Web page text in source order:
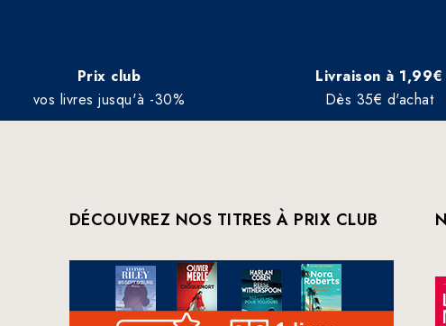
Prix club
vos livres jusqu'à -30%
Livraison à 1,99€
Dès 35€ d'achat
DÉCOUVREZ NOS TITRES À PRIX CLUB